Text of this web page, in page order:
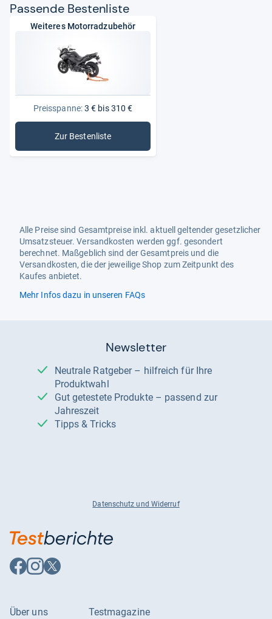
Pas­sende Bes­ten­liste
Weiteres Motorradzubehör
Preisspanne:3 € bis 310 €
Zur Bestenliste: Weiteres Motorradzubehör
Alle Preise sind Gesamtpreise inkl. aktuell geltender gesetzlicher
Umsatzsteuer. Versandkosten werden ggf. gesondert
berechnet. Maßgeblich sind der Gesamtpreis und die
Versandkosten, die der jeweilige Shop zum Zeitpunkt des
Kaufes anbietet.
Mehr Infos dazu in unseren FAQs
Newsletter
Neutrale Ratgeber – hilfreich für Ihre
Produktwahl
Gut getestete Produkte – passend zur
Jahreszeit
Tipps & Tricks
Datenschutz und Widerruf
Auf
Facebook
Auf
Instagram
Auf
X
Über uns Testmagazine